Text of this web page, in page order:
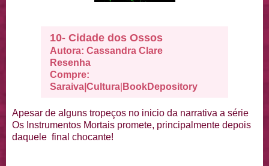
10- Cidade dos Ossos
Autora: Cassandra Clare
Resenha
Compre:
Saraiva |Cultura BookDepository
Apesar de alguns tropeços no inicio da narrativa a série
Os Instrumentos Mortais promete, principalmente depois
daquele final chocante!